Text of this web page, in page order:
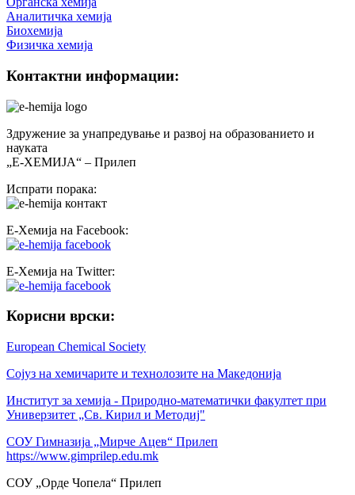
Аналитичка хемија
Биохемија
Физичка хемија
Контактни информации:
Здружение за унапредување и развој на образованието и
науката
„Е-ХЕМИЈА“ – Прилеп
Испрати порака:
Е-Хемија на Facebook:
Е-Хемија на Twitter:
Корисни врски:
European Chemical Society
Сојуз на хемичарите и технолозите на Македонија
Институт за хемија - Природно-математички факултет при
Универзитет „Св. Кирил и Методиј"
СОУ Гимназија „Мирче Ацев“ Прилеп
https://www.gimprilep.edu.mk
СОУ „Орде Чопела“ Прилеп